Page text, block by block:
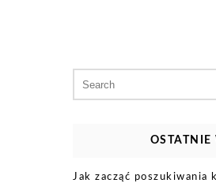
for:
OSTATNIE
Jak zacząć poszukiwania